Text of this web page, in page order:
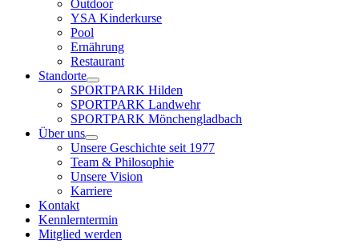
Outdoor
YSA Kinderkurse
Pool
Ernährung
Restaurant
Standorte
SPORTPARK Hilden
SPORTPARK Landwehr
SPORTPARK Mönchengladbach
Über uns
Unsere Geschichte seit 1977
Team & Philosophie
Unsere Vision
Karriere
Kontakt
Kennlerntermin
Mitglied werden